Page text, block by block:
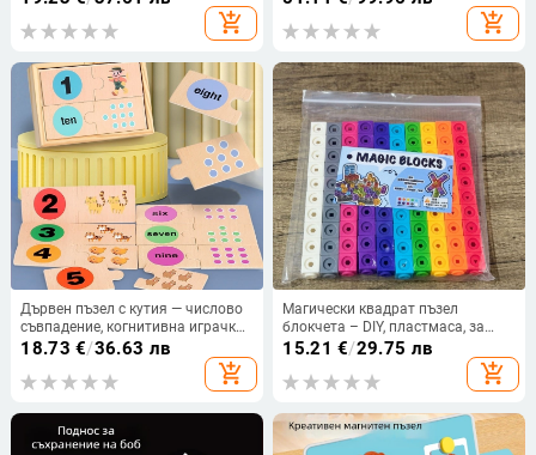
add_shopping_cart add_shopping_cart
Дървен пъзел с кутия — числово
съвпадение, когнитивна играчка
за рано образование за деца 4–6
18.73 €/36.63 лв
add_shopping_cart
Магически квадрат пъзел
блокчета – DIY, пластмаса, за
деца 4–6 г., комплект 100 броя
15.21 €/29.75 лв
add_shopping_cart